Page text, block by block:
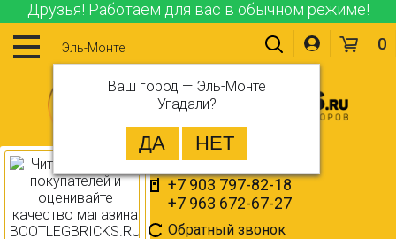
Друзья! Работаем для вас в обычном режиме!
Эль-Монте
Ваш город — Эль-Монте
Угадали?
+7 903 797-82-18
+7 963 672-67-27
Обратный звонок
0